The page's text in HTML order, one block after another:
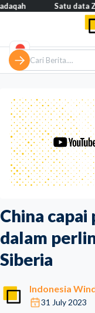
China
dalam
Siberia
Indonesia
31 July 2023
Satu data ZIS dan